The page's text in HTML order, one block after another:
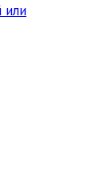
или